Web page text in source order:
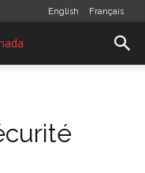
English Français